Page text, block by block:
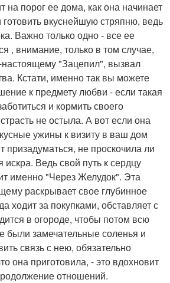
на порог ее дома, как она начинает
готовить вкуснейшую стряпню, ведь
Важно только одно - все ее
, внимание, только в том случае,
"Зацепил", вызвал
Кстати, именно так вы можете
к предмету любви - если такая
и кормить своего
не остыла. А вот если она
ужины к визиту в ваш дом
призадуматься, не проскочила ли
Ведь свой путь к сердцу
именно "Через Желудок". Эта
раскрывает свое глубинное
ходит за покупками, обставляет с
в огороде, чтобы потом всю
были замечательные соленья и
связь с нею, обязательно
она приготовила, - это вдохновит
отношений.